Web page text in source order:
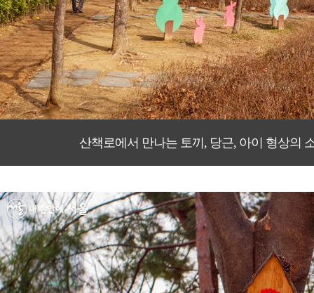
산책로에서 만나는 토끼, 당근, 아이 형상의